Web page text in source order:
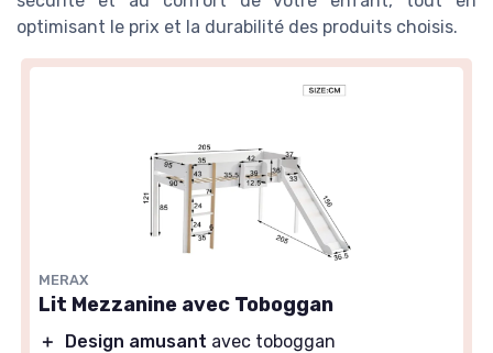
optimisant le prix et la durabilité des produits choisis.
MERAX
Lit Mezzanine avec Toboggan
＋ Design amusant avec toboggan